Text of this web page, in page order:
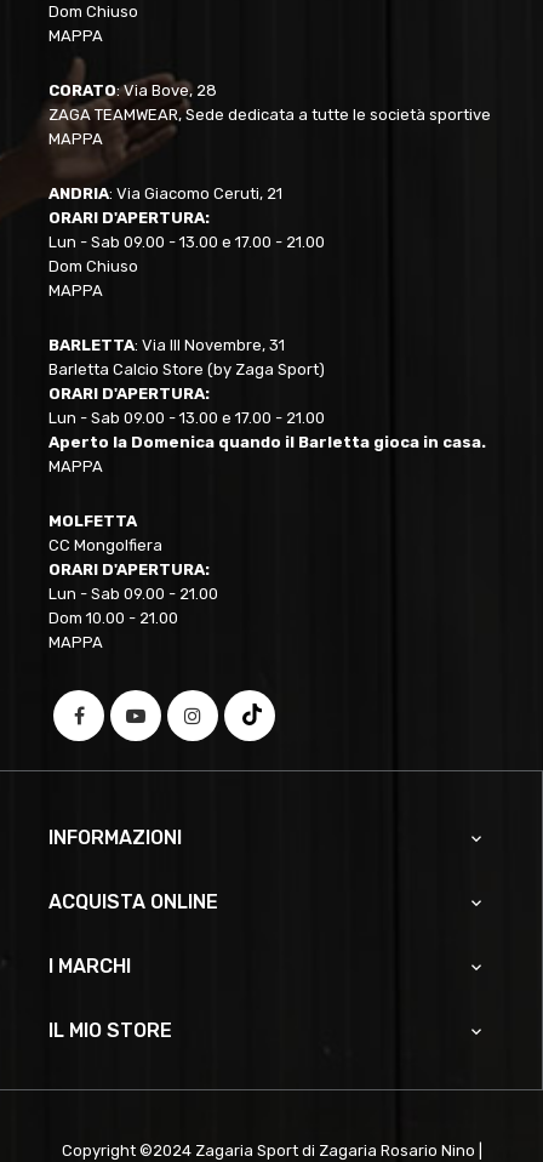
Dom Chiuso
MAPPA
CORATO: Via Bove, 28
ZAGA TEAMWEAR, Sede dedicata a tutte le società sportive
MAPPA
ANDRIA: Via Giacomo Ceruti, 21
ORARI D'APERTURA:
Lun - Sab 09.00 - 13.00 e 17.00 - 21.00
Dom Chiuso
MAPPA
BARLETTA: Via III Novembre, 31
Barletta Calcio Store (by Zaga Sport)
ORARI D'APERTURA:
Lun - Sab 09.00 - 13.00 e 17.00 - 21.00
Aperto la Domenica quando il Barletta gioca in casa.
MAPPA
MOLFETTA
CC Mongolfiera
ORARI D'APERTURA:
Lun - Sab 09.00 - 21.00
Dom 10.00 - 21.00
MAPPA
INFORMAZIONI 
ACQUISTA ONLINE 
I MARCHI 
IL MIO STORE 
Copyright ©2024 Zagaria Sport di Zagaria Rosario Nino |